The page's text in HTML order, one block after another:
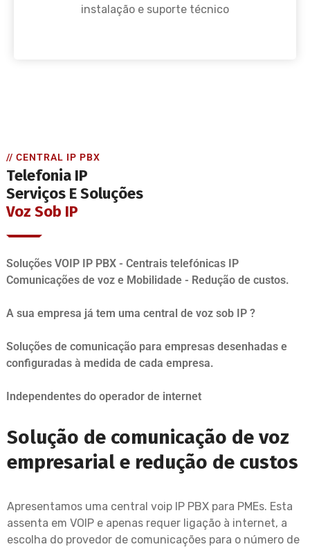
instalação e suporte técnico
// CENTRAL IP PBX
Telefonia IP
Serviços E Soluções
Voz Sob IP
Soluções VOIP IP PBX - Centrais telefónicas IP
Comunicações de voz e Mobilidade - Redução de custos.
A sua empresa já tem uma central de voz sob IP ?
Soluções de comunicação para empresas desenhadas e
configuradas à medida de cada empresa.
Independentes do operador de internet
Solução de comunicação de voz
empresarial e redução de custos
Apresentamos uma central voip IP PBX para PMEs. Esta
assenta em VOIP e apenas requer ligação à internet, a
escolha do provedor de comunicações para o número de